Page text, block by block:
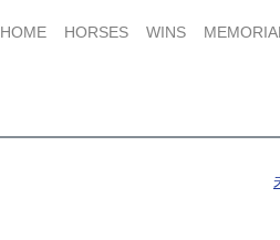
HOME
HORSES WINS MEMORIAL